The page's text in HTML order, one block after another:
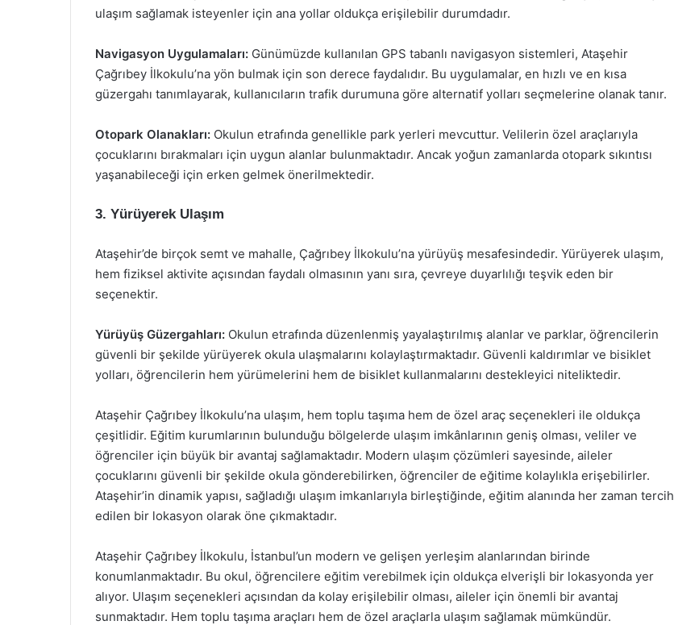
ulaşım sağlamak isteyenler için ana yollar oldukça erişilebilir durumdadır.
Navigasyon Uygulamaları: Günümüzde kullanılan GPS tabanlı navigasyon sistemleri, Ataşehir
Çağrıbey İlkokulu’na yön bulmak için son derece faydalıdır. Bu uygulamalar, en hızlı ve en kısa
güzergahı tanımlayarak, kullanıcıların trafik durumuna göre alternatif yolları seçmelerine olanak tanır.
Otopark Olanakları: Okulun etrafında genellikle park yerleri mevcuttur. Velilerin özel araçlarıyla
çocuklarını bırakmaları için uygun alanlar bulunmaktadır. Ancak yoğun zamanlarda otopark sıkıntısı
yaşanabileceği için erken gelmek önerilmektedir.
3. Yürüyerek Ulaşım
Ataşehir’de birçok semt ve mahalle, Çağrıbey İlkokulu’na yürüyüş mesafesindedir. Yürüyerek ulaşım,
hem fiziksel aktivite açısından faydalı olmasının yanı sıra, çevreye duyarlılığı teşvik eden bir
seçenektir.
Yürüyüş Güzergahları: Okulun etrafında düzenlenmiş yayalaştırılmış alanlar ve parklar, öğrencilerin
güvenli bir şekilde yürüyerek okula ulaşmalarını kolaylaştırmaktadır. Güvenli kaldırımlar ve bisiklet
yolları, öğrencilerin hem yürümelerini hem de bisiklet kullanmalarını destekleyici niteliktedir.
Ataşehir Çağrıbey İlkokulu’na ulaşım, hem toplu taşıma hem de özel araç seçenekleri ile oldukça
çeşitlidir. Eğitim kurumlarının bulunduğu bölgelerde ulaşım imkânlarının geniş olması, veliler ve
öğrenciler için büyük bir avantaj sağlamaktadır. Modern ulaşım çözümleri sayesinde, aileler
çocuklarını güvenli bir şekilde okula gönderebilirken, öğrenciler de eğitime kolaylıkla erişebilirler.
Ataşehir’in dinamik yapısı, sağladığı ulaşım imkanlarıyla birleştiğinde, eğitim alanında her zaman tercih
edilen bir lokasyon olarak öne çıkmaktadır.
Ataşehir Çağrıbey İlkokulu, İstanbul’un modern ve gelişen yerleşim alanlarından birinde
konumlanmaktadır. Bu okul, öğrencilere eğitim verebilmek için oldukça elverişli bir lokasyonda yer
alıyor. Ulaşım seçenekleri açısından da kolay erişilebilir olması, aileler için önemli bir avantaj
sunmaktadır. Hem toplu taşıma araçları hem de özel araçlarla ulaşım sağlamak mümkündür.